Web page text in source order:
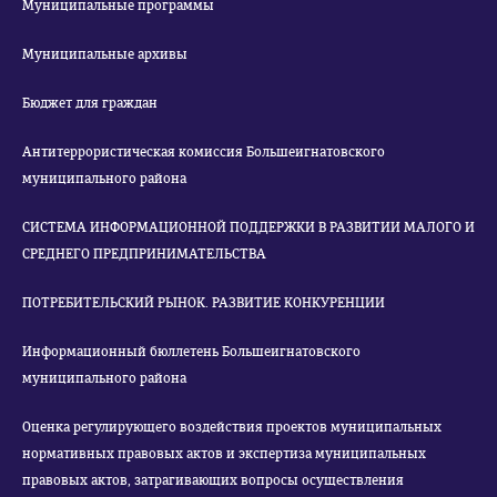
Муниципальные программы
Муниципальные архивы
Бюджет для граждан
Антитеррористическая комиссия Большеигнатовского
муниципального района
СИСТЕМА ИНФОРМАЦИОННОЙ ПОДДЕРЖКИ В РАЗВИТИИ МАЛОГО И
СРЕДНЕГО ПРЕДПРИНИМАТЕЛЬСТВА
ПОТРЕБИТЕЛЬСКИЙ РЫНОК. РАЗВИТИЕ КОНКУРЕНЦИИ
Информационный бюллетень Большеигнатовского
муниципального района
Оценка регулирующего воздействия проектов муниципальных
нормативных правовых актов и экспертиза муниципальных
правовых актов, затрагивающих вопросы осуществления